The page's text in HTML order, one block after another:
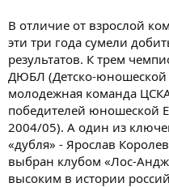
В отличие от взрослой
эти три года сумели
результатов. К трем
ДЮБЛ (Детско-юношеской
молодежная команда
победителей юношеской
2004/05). А один из
«дубля» - Ярослав
выбран клубом «Лос-
высоким в истории